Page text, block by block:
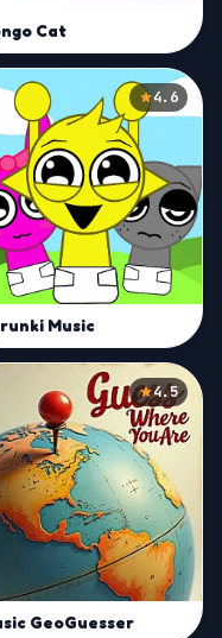
Cat
4.6
Music
4.5
GeoGuesser